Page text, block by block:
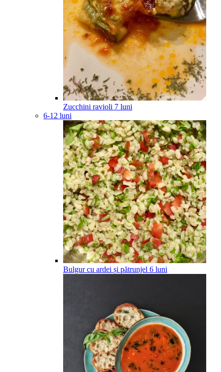
Zucchini ravioli 7 luni
6-12 luni
Bulgur cu ardei și pătrunjel 6 luni